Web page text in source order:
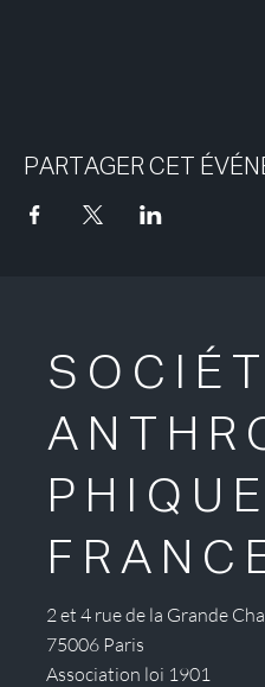
PARTAGER CET
2 et 4 rue de la Grande
75006 Paris
Association loi 1901